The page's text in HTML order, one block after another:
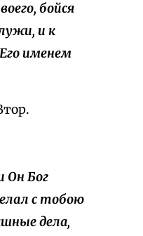
бойся
и к
именем
Он Бог
с тобою
дела,